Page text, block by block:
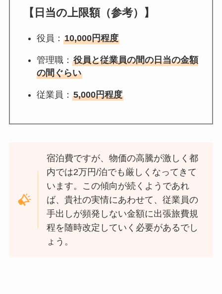
【日当の上限額（参考）】
役員： 10,000円程度
管理職： 役員と従業員の間の日当の金額
の間ぐらい
従業員： 5,000円程度
宿泊費ですが、物価の高騰が激しく都
内では2万円/泊でも厳しくなってきて
います。この傾向が続くようであれ
ば、貴社の実情にあわせて、従業員の
手出しが頻発しない金額に出張旅費規
程を随時改定していく必要があるでし
ょう。